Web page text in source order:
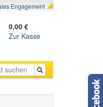
Engagement
0,00 €
Zur Kasse